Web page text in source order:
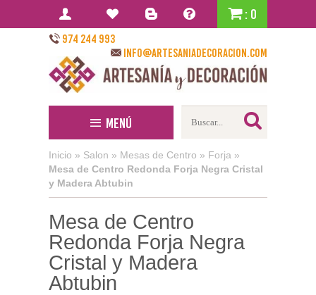
: 0
974 244 993
info@artesaniadecoracion.com
Menú
Inicio » Salon » Mesas de Centro » Forja »
Mesa de Centro Redonda Forja Negra Cristal
y Madera Abtubin
Mesa de Centro
Redonda Forja Negra
Cristal y Madera
Abtubin